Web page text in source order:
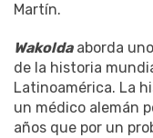
Martín.
Wakoldaaborda
de la historia
Latinoamérica. La
un médico alemán
años que por un